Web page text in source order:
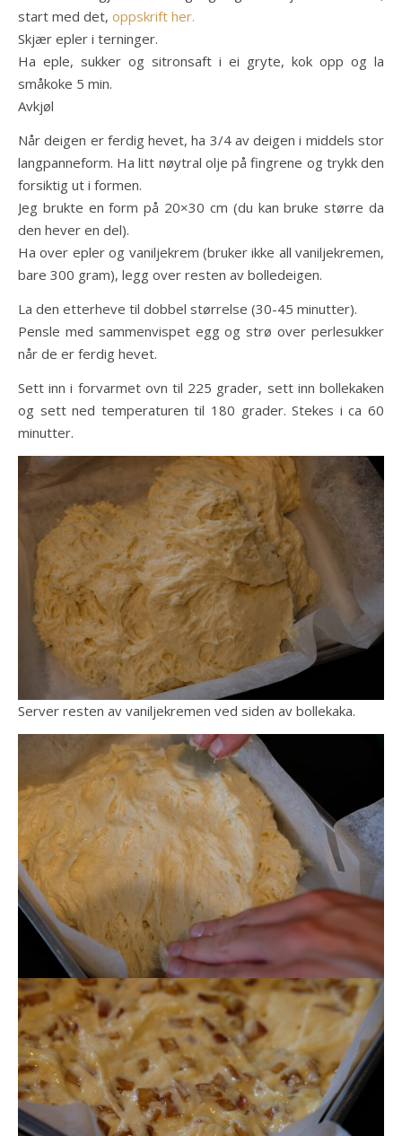
start med det, oppskrift her.
Skjær epler i terninger.
Ha eple, sukker og sitronsaft i ei gryte, kok opp og la
småkoke 5 min.
Avkjøl
Når deigen er ferdig hevet, ha 3/4 av deigen i middels stor
langpanneform. Ha litt nøytral olje på fingrene og trykk den
forsiktig ut i formen.
Jeg brukte en form på 20×30 cm (du kan bruke større da
den hever en del).
Ha over epler og vaniljekrem (bruker ikke all vaniljekremen,
bare 300 gram), legg over resten av bolledeigen.
La den etterheve til dobbel størrelse (30-45 minutter).
Pensle med sammenvispet egg og strø over perlesukker
når de er ferdig hevet.
Sett inn i forvarmet ovn til 225 grader, sett inn bollekaken
og sett ned temperaturen til 180 grader. Stekes i ca 60
minutter.
Server resten av vaniljekremen ved siden av bollekaka.